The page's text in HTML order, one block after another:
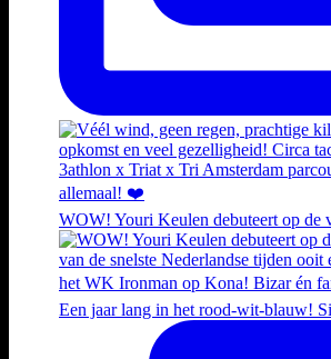
WOW! Youri Keulen debuteert op de
Een jaar lang in het rood-wit-blauw!